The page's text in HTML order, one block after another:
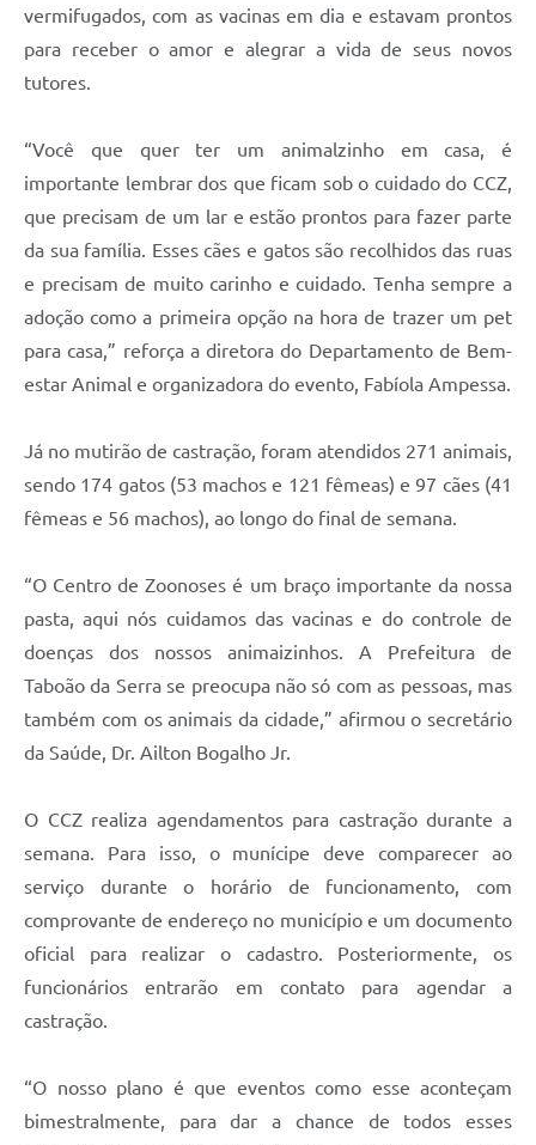
vermifugados, com as vacinas em dia e estavam prontos
para receber o amor e alegrar a vida de seus novos
tutores.
“Você que quer ter um animalzinho em casa, é
importante lembrar dos que ficam sob o cuidado do CCZ,
que precisam de um lar e estão prontos para fazer parte
da sua família. Esses cães e gatos são recolhidos das ruas
e precisam de muito carinho e cuidado. Tenha sempre a
adoção como a primeira opção na hora de trazer um pet
para casa,” reforça a diretora do Departamento de Bem-
estar Animal e organizadora do evento, Fabíola Ampessa.
Já no mutirão de castração, foram atendidos 271 animais,
sendo 174 gatos (53 machos e 121 fêmeas) e 97 cães (41
fêmeas e 56 machos), ao longo do final de semana.
“O Centro de Zoonoses é um braço importante da nossa
pasta, aqui nós cuidamos das vacinas e do controle de
doenças dos nossos animaizinhos. A Prefeitura de
Taboão da Serra se preocupa não só com as pessoas, mas
também com os animais da cidade,” afirmou o secretário
da Saúde, Dr. Ailton Bogalho Jr.
O CCZ realiza agendamentos para castração durante a
semana. Para isso, o munícipe deve comparecer ao
serviço durante o horário de funcionamento, com
comprovante de endereço no município e um documento
oficial para realizar o cadastro. Posteriormente, os
funcionários entrarão em contato para agendar a
castração.
“O nosso plano é que eventos como esse aconteçam
bimestralmente, para dar a chance de todos esses